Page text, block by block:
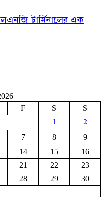
টার্মিনালের এক
F S S
1
2
7 8
9
14 15
16
21 22
23
28 29
30